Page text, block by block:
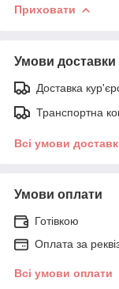
Приховати
Умови доставки
Доставка
Транспортна
Всі умови
Умови оплати
Готівкою
Оплата за
Всі умови оплати